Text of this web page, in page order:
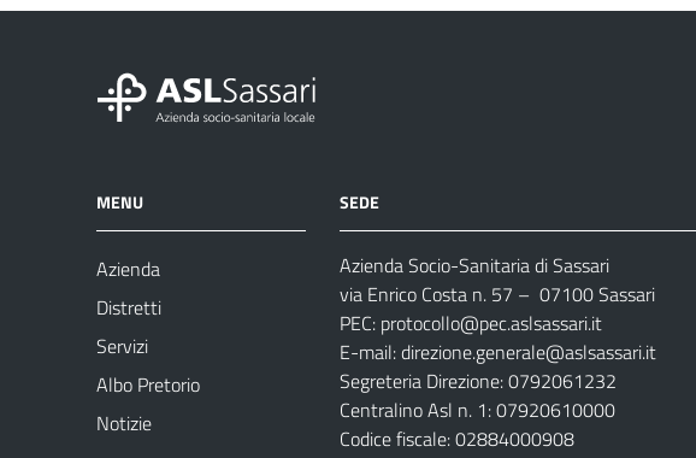
MENU
Azienda
Distretti
Servizi
Albo Pretorio
Notizie
SEDE
Azienda Socio-Sanitaria di Sassari
via Enrico Costa n. 57 – 07100 Sassari
PEC: protocollo@pec.aslsassari.it
E-mail:direzione.generale@aslsassari.it
Segreteria Direzione: 0792061232
Centralino Asl n. 1: 07920610000
Codice fiscale: 02884000908